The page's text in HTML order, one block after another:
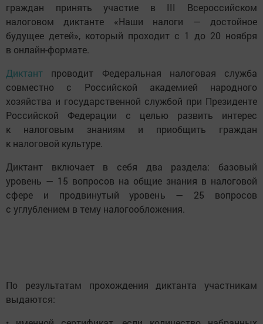
граждан принять участие в III Всероссийском
налоговом диктанте «Наши налоги — достойное
будущее детей», который проходит с 1 до 20 ноября
в онлайн-формате.
Диктант проводит Федеральная налоговая служба
совместно с Российской академией народного
хозяйства и государственной службой при Президенте
Российской Федерации с целью развить интерес
к налоговым знаниям и приобщить граждан
к налоговой культуре.
Диктант включает в себя два раздела: базовый
уровень — 15 вопросов на общие знания в налоговой
сфере и продвинутый уровень — 25 вопросов
с углублением в тему налогообложения.
По результатам прохождения диктанта участникам
выдаются: